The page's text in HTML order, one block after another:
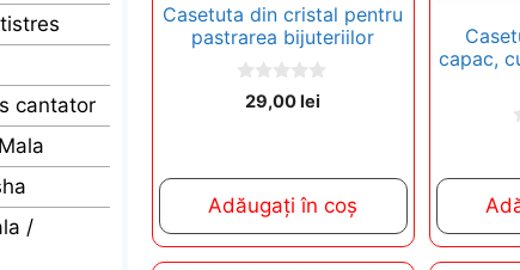
Casetuta din cristal pentru
pastrarea bijuteriilor
0
o
f
5
29,00 lei
Adăugați în coș
capac,
cantator
/